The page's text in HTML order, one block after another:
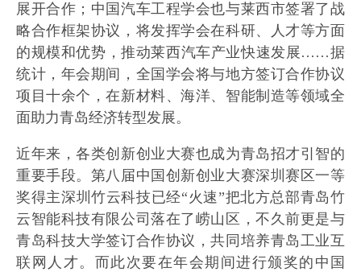
展开合作；中国汽车工程学会也与莱西市签署了战
略合作框架协议，将发挥学会在科研、人才等方面
的规模和优势，推动莱西汽车产业快速发展……据
统计，年会期间，全国学会将与地方签订合作协议
项目十余个，在新材料、海洋、智能制造等领域全
面助力青岛经济转型发展。
近年来，各类创新创业大赛也成为青岛招才引智的
重要手段。第八届中国创新创业大赛深圳赛区一等
奖得主深圳竹云科技已经“火速”把北方总部青岛竹
云智能科技有限公司落在了崂山区，不久前更是与
青岛科技大学签订合作协议，共同培养青岛工业互
联网人才。而此次要在年会期间进行颁奖的中国